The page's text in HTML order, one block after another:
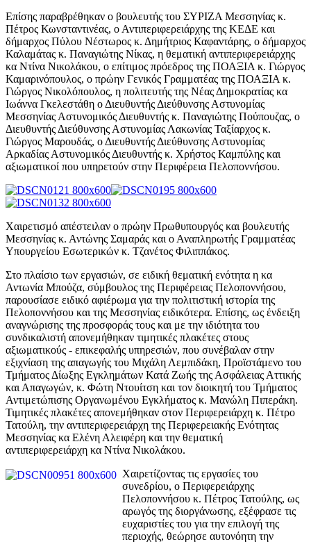
Επίσης παραβρέθηκαν ο βουλευτής του ΣΥΡΙΖΑ Μεσσηνίας κ.
Πέτρος Κωνσταντινέας, ο Αντιπεριφερειάρχης της ΚΕΔΕ και
δήμαρχος Πύλου Νέστωρος κ. Δημήτριος Καφαντάρης, ο δήμαρχος
Καλαμάτας κ. Παναγιώτης Νίκας, η θεματική αντιπεριφερειάρχης
κα Ντίνα Νικολάκου, ο επίτιμος πρόεδρος της ΠΟΑΞΙΑ κ. Γιώργος
Καμαρινόπουλος, ο πρώην Γενικός Γραμματέας της ΠΟΑΞΙΑ κ.
Γιώργος Νικολόπουλος, η πολιτευτής της Νέας Δημοκρατίας κα
Ιωάννα Γκελεστάθη ο Διευθυντής Διεύθυνσης Αστυνομίας
Μεσσηνίας Αστυνομικός Διευθυντής κ. Παναγιώτης Πούπουζας, ο
Διευθυντής Διεύθυνσης Αστυνομίας Λακωνίας Ταξίαρχος κ.
Γιώργος Μαρουδάς, ο Διευθυντής Διεύθυνσης Αστυνομίας
Αρκαδίας Αστυνομικός Διευθυντής κ. Χρήστος Καμπύλης και
αξιωματικοί που υπηρετούν στην Περιφέρεια Πελοποννήσου.
Χαιρετισμό απέστειλαν ο πρώην Πρωθυπουργός και βουλευτής
Μεσσηνίας κ. Αντώνης Σαμαράς και ο Αναπληρωτής Γραμματέας
Υπουργείου Εσωτερικών κ. Τζανέτος Φιλιππάκος.
Στο πλαίσιο των εργασιών, σε ειδική θεματική ενότητα η κα
Αντωνία Μπούζα, σύμβουλος της Περιφέρειας Πελοποννήσου,
παρουσίασε ειδικό αφιέρωμα για την πολιτιστική ιστορία της
Πελοποννήσου και της Μεσσηνίας ειδικότερα. Επίσης, ως ένδειξη
αναγνώρισης της προσφοράς τους και με την ιδιότητα του
συνδικαλιστή απονεμήθηκαν τιμητικές πλακέτες στους
αξιωματικούς - επικεφαλής υπηρεσιών, που συνέβαλαν στην
εξιχνίαση της απαγωγής του Μιχάλη Λεμπιδάκη, Προϊστάμενο του
Τμήματος Δίωξης Εγκλημάτων Κατά Ζωής της Ασφάλειας Αττικής
και Απαγωγών, κ. Φώτη Ντουίτση και τον διοικητή του Τμήματος
Αντιμετώπισης Οργανωμένου Εγκλήματος κ. Μανώλη Πιπεράκη.
Τιμητικές πλακέτες απονεμήθηκαν στον Περιφερειάρχη κ. Πέτρο
Τατούλη, την αντιπεριφερειάρχη της Περιφερειακής Ενότητας
Μεσσηνίας κα Ελένη Αλειφέρη και την θεματική
αντιπεριφερειάρχη κα Ντίνα Νικολάκου.
Χαιρετίζοντας τις εργασίες του
συνεδρίου, ο Περιφερειάρχης
Πελοποννήσου κ. Πέτρος Τατούλης, ως
αρωγός της διοργάνωσης, εξέφρασε τις
ευχαριστίες του για την επιλογή της
περιοχής, θεώρησε αυτονόητη την